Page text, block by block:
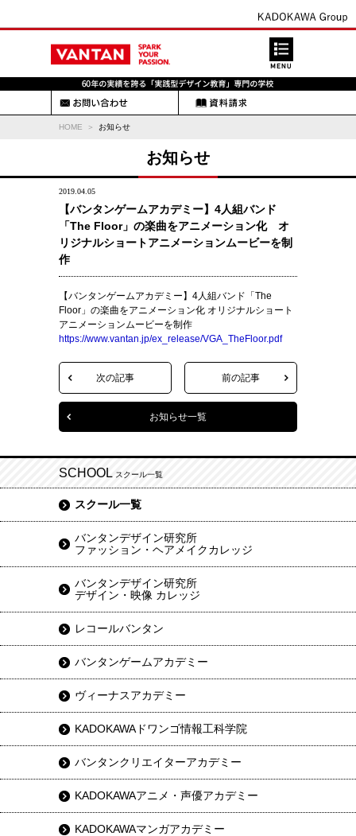
HOME お知らせ
お知らせ
2019.04.05
【バンタンゲームアカデミー】4人組バンド
「The Floor」の楽曲をアニメーション化 オ
リジナルショートアニメーションムービーを制
作
【バンタンゲームアカデミー】4人組バンド「The
Floor」の楽曲をアニメーション化 オリジナルショート
アニメーションムービーを制作
https://www.vantan.jp/ex_release/VGA_TheFloor.pdf
次の記事 前の記事
お知らせ一覧
SCHOOL スクール一覧
スクール一覧
バンタンデザイン研究所
ファッション・ヘアメイクカレッジ
バンタンデザイン研究所
デザイン・映像 カレッジ
レコールバンタン
バンタンゲームアカデミー
ヴィーナスアカデミー
KADOKAWAドワンゴ情報工科学院
バンタンクリエイターアカデミー
KADOKAWAアニメ・声優アカデミー
KADOKAWAマンガアカデミー